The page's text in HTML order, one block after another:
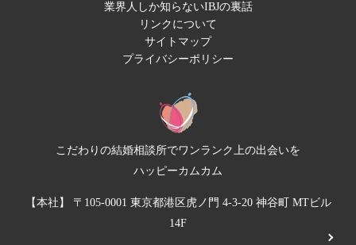
業界人しか知らないIBJの裏話
リンクについて
サイトマップ
プライバシーポリシー
こだわりの結婚相談所でワンランク上の出会いを
ハッピーカムカム
【本社】 〒105-0001 東京都港区虎ノ門 4-3-20 神谷町 MTビル
14F